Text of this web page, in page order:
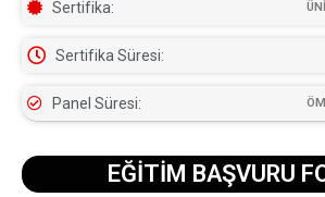
Sertifika:
Sertifika Süresi:
Panel Süresi:
EĞİTİM BAŞVURU